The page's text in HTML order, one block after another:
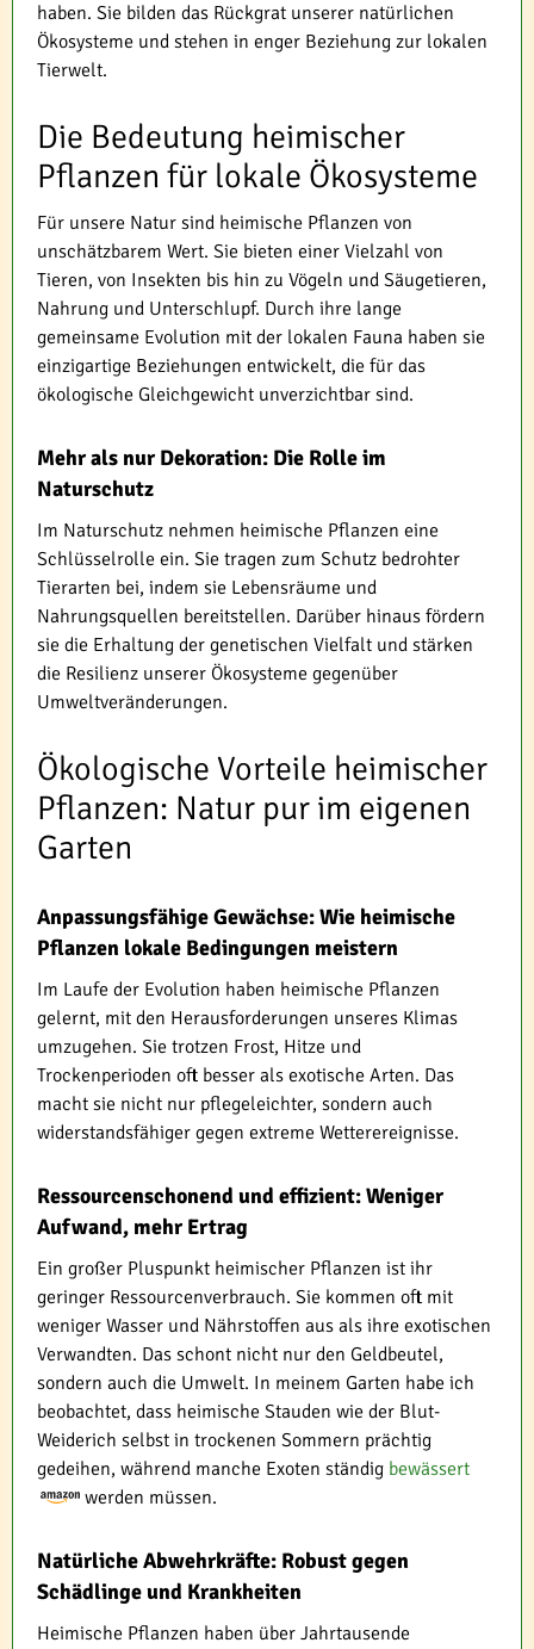
haben. Sie bilden das Rückgrat unserer natürlichen
Ökosysteme und stehen in enger Beziehung zur lokalen
Tierwelt.
Die Bedeutung heimischer
Pflanzen für lokale Ökosysteme
Für unsere Natur sind heimische Pflanzen von
unschätzbarem Wert. Sie bieten einer Vielzahl von
Tieren, von Insekten bis hin zu Vögeln und Säugetieren,
Nahrung und Unterschlupf. Durch ihre lange
gemeinsame Evolution mit der lokalen Fauna haben sie
einzigartige Beziehungen entwickelt, die für das
ökologische Gleichgewicht unverzichtbar sind.
Mehr als nur Dekoration: Die Rolle im
Naturschutz
Im Naturschutz nehmen heimische Pflanzen eine
Schlüsselrolle ein. Sie tragen zum Schutz bedrohter
Tierarten bei, indem sie Lebensräume und
Nahrungsquellen bereitstellen. Darüber hinaus fördern
sie die Erhaltung der genetischen Vielfalt und stärken
die Resilienz unserer Ökosysteme gegenüber
Umweltveränderungen.
Ökologische Vorteile heimischer
Pflanzen: Natur pur im eigenen
Garten
Anpassungsfähige Gewächse: Wie heimische
Pflanzen lokale Bedingungen meistern
Im Laufe der Evolution haben heimische Pflanzen
gelernt, mit den Herausforderungen unseres Klimas
umzugehen. Sie trotzen Frost, Hitze und
Trockenperioden oft besser als exotische Arten. Das
macht sie nicht nur pflegeleichter, sondern auch
widerstandsfähiger gegen extreme Wetterereignisse.
Ressourcenschonend und effizient: Weniger
Aufwand, mehr Ertrag
Ein großer Pluspunkt heimischer Pflanzen ist ihr
geringer Ressourcenverbrauch. Sie kommen oft mit
weniger Wasser und Nährstoffen aus als ihre exotischen
Verwandten. Das schont nicht nur den Geldbeutel,
sondern auch die Umwelt. In meinem Garten habe ich
beobachtet, dass heimische Stauden wie der Blut-
Weiderich selbst in trockenen Sommern prächtig
gedeihen, während manche Exoten ständig bewässert
werden müssen.
Natürliche Abwehrkräfte: Robust gegen
Schädlinge und Krankheiten
Heimische Pflanzen haben über Jahrtausende